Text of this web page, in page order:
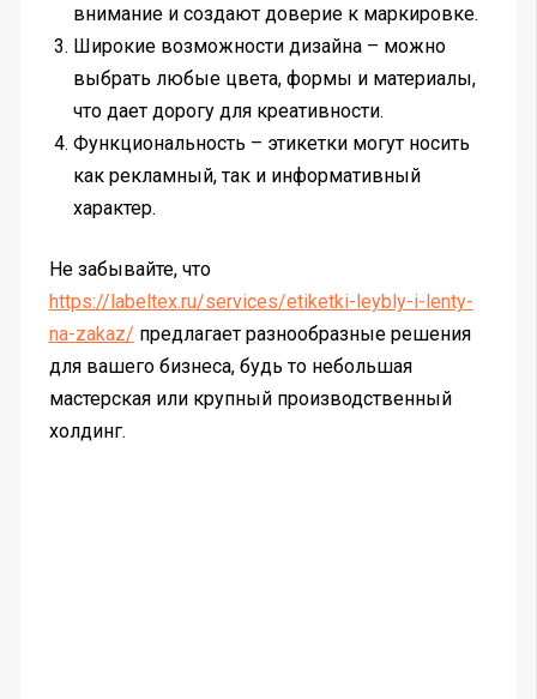
внимание и создают доверие к маркировке.
Широкие возможности дизайна – можно
выбрать любые цвета, формы и материалы,
что дает дорогу для креативности.
Функциональность – этикетки могут носить
как рекламный, так и информативный
характер.
Не забывайте, что
https://labeltex.ru/services/etiketki-leybly-i-lenty-
na-zakaz/ предлагает разнообразные решения
для вашего бизнеса, будь то небольшая
мастерская или крупный производственный
холдинг.